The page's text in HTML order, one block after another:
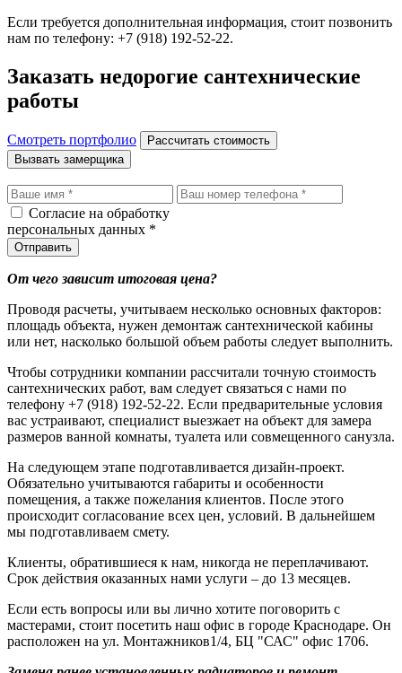
Если требуется дополнительная информация, стоит позвонить
нам по телефону: +7 (918) 192-52-22.
Заказать недорогие сантехнические
работы
Смотреть портфолио
Рассчитать стоимость
Вызвать замерщика
Согласие на обработку
персональных данных *
Отправить
От чего зависит итоговая цена?
Проводя расчеты, учитываем несколько основных факторов:
площадь объекта, нужен демонтаж сантехнической кабины
или нет, насколько большой объем работы следует выполнить.
Чтобы сотрудники компании рассчитали точную стоимость
сантехнических работ, вам следует связаться с нами по
телефону +7 (918) 192-52-22. Если предварительные условия
вас устраивают, специалист выезжает на объект для замера
размеров ванной комнаты, туалета или совмещенного санузла.
На следующем этапе подготавливается дизайн-проект.
Обязательно учитываются габариты и особенности
помещения, а также пожелания клиентов. После этого
происходит согласование всех цен, условий. В дальнейшем
мы подготавливаем смету.
Клиенты, обратившиеся к нам, никогда не переплачивают.
Срок действия оказанных нами услуги – до 13 месяцев.
Если есть вопросы или вы лично хотите поговорить с
мастерами, стоит посетить наш офис в городе Краснодаре. Он
расположен на ул. Монтажников1/4, БЦ "САС" офис 1706.